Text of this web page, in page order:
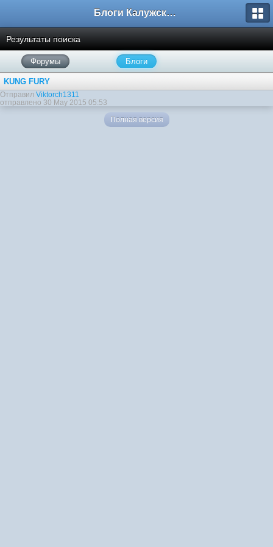
Блоги Калужского перекрестка
Результаты поиска
Форумы Блоги
KUNG FURY
Отправил Viktorch1311
отправлено 30 May 2015 05:53
Полная версия